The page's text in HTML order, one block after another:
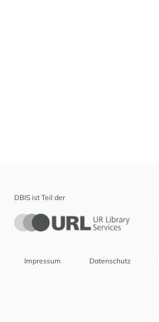
DBIS ist Teil der
Impressum Datenschutz